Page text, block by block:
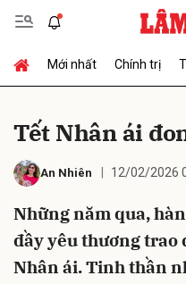
Mới nhất Chính trị
Tết Nhân ái
An Nhiên 12/02/2026
Những năm qua,
đầy yêu thương trao
Nhân ái. Tinh thần
Gửi bình luận